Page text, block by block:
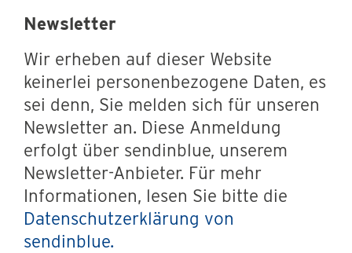
Newsletter
Wir erheben auf dieser Website
keinerlei personenbezogene Daten, es
sei denn, Sie melden sich für unseren
Newsletter an. Diese Anmeldung
erfolgt über sendinblue, unserem
Newsletter-Anbieter. Für mehr
Informationen, lesen Sie bitte die
Datenschutzerklärung von
sendinblue.